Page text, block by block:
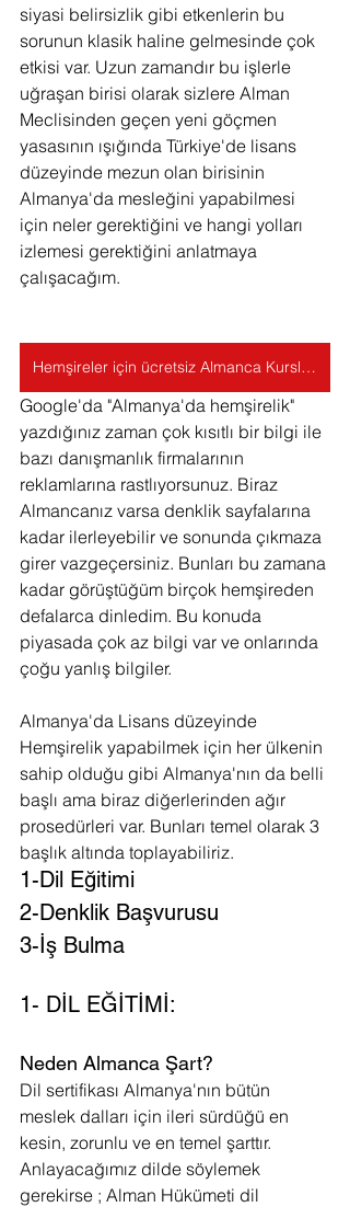
siyasi belirsizlik gibi etkenlerin bu
sorunun klasik haline gelmesinde çok
etkisi var. Uzun zamandır bu işlerle
uğraşan birisi olarak sizlere Alman
Meclisinden geçen yeni göçmen
yasasının ışığında Türkiye'de lisans
düzeyinde mezun olan birisinin
Almanya'da mesleğini yapabilmesi
için neler gerektiğini ve hangi yolları
izlemesi gerektiğini anlatmaya
çalışacağım.
Hemşireler için ücretsiz Almanca Kursları için tıklayınız!
Google'da "Almanya'da hemşirelik"
yazdığınız zaman çok kısıtlı bir bilgi ile
bazı danışmanlık firmalarının
reklamlarına rastlıyorsunuz. Biraz
Almancanız varsa denklik sayfalarına
kadar ilerleyebilir ve sonunda çıkmaza
girer vazgeçersiniz. Bunları bu zamana
kadar görüştüğüm birçok hemşireden
defalarca dinledim. Bu konuda
piyasada çok az bilgi var ve onlarında
çoğu yanlış bilgiler.
Almanya'da Lisans düzeyinde
Hemşirelik yapabilmek için her ülkenin
sahip olduğu gibi Almanya'nın da belli
başlı ama biraz diğerlerinden ağır
prosedürleri var. Bunları temel olarak 3
başlık altında toplayabiliriz.
1-Dil Eğitimi
2-Denklik Başvurusu
3-İş Bulma
1- DİL EĞİTİMİ:
Neden Almanca Şart?
Dil sertifikası Almanya'nın bütün
meslek dalları için ileri sürdüğü en
kesin, zorunlu ve en temel şarttır.
Anlayacağımız dilde söylemek
gerekirse ; Alman Hükümeti dil